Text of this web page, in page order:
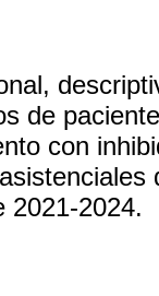
de
con
2021-2024.